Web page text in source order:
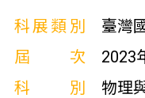
科展類別
臺灣
屆次
2023
科別
物理